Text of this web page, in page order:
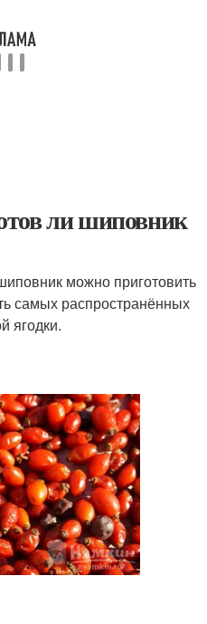
ли шиповник
можно приготовить
самых распространённых
ягодки.